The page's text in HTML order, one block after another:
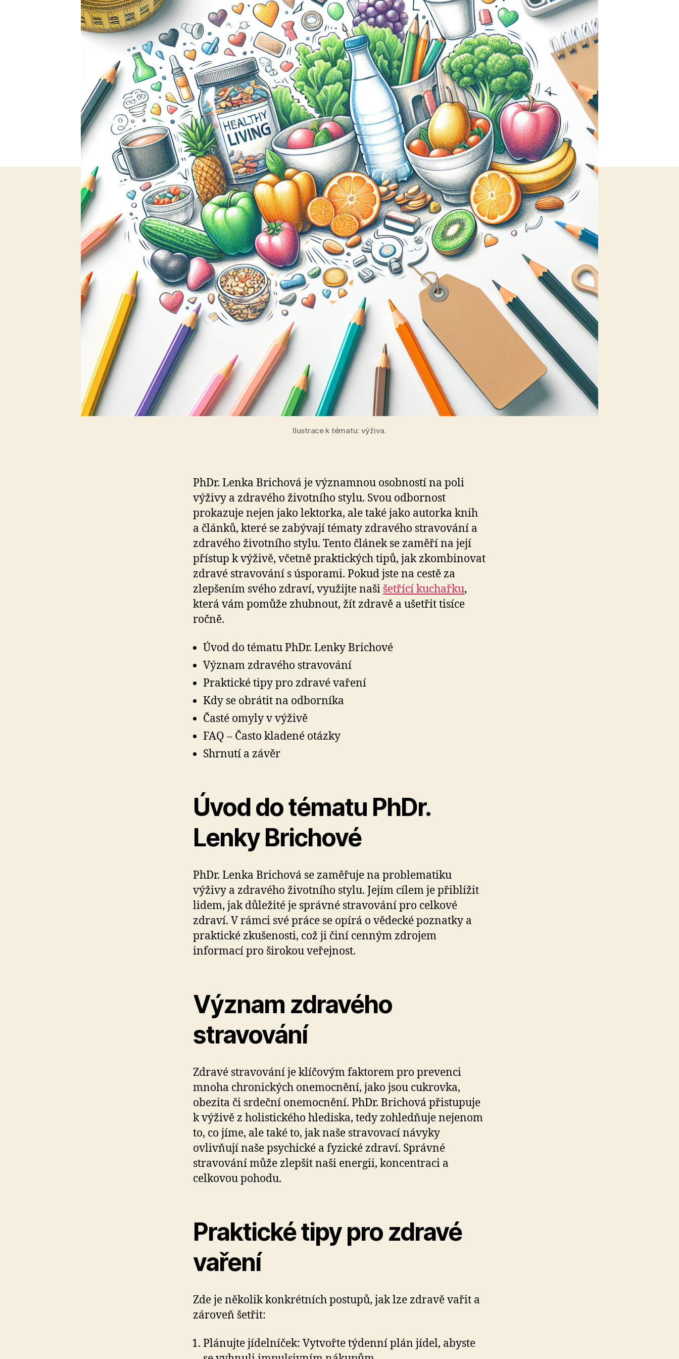
Ilustrace k tématu: výživa.
PhDr. Lenka Brichová je významnou osobností na poli
výživy a zdravého životního stylu. Svou odbornost
prokazuje nejen jako lektorka, ale také jako autorka knih
a článků, které se zabývají tématy zdravého stravování a
zdravého životního stylu. Tento článek se zaměří na její
přístup k výživě, včetně praktických tipů, jak zkombinovat
zdravé stravování s úsporami. Pokud jste na cestě za
zlepšením svého zdraví, využijte naši šetřící kuchařku,
která vám pomůže zhubnout, žít zdravě a ušetřit tisíce
ročně.
Úvod do tématu PhDr. Lenky Brichové
Význam zdravého stravování
Praktické tipy pro zdravé vaření
Kdy se obrátit na odborníka
Časté omyly v výživě
FAQ – Často kladené otázky
Shrnutí a závěr
Úvod do tématu PhDr.
Lenky Brichové
PhDr. Lenka Brichová se zaměřuje na problematiku
výživy a zdravého životního stylu. Jejím cílem je přiblížit
lidem, jak důležité je správné stravování pro celkové
zdraví. V rámci své práce se opírá o vědecké poznatky a
praktické zkušenosti, což ji činí cenným zdrojem
informací pro širokou veřejnost.
Význam zdravého
stravování
Zdravé stravování je klíčovým faktorem pro prevenci
mnoha chronických onemocnění, jako jsou cukrovka,
obezita či srdeční onemocnění. PhDr. Brichová přistupuje
k výživě z holistického hlediska, tedy zohledňuje nejenom
to, co jíme, ale také to, jak naše stravovací návyky
ovlivňují naše psychické a fyzické zdraví. Správné
stravování může zlepšit naši energii, koncentraci a
celkovou pohodu.
Praktické tipy pro zdravé
vaření
Zde je několik konkrétních postupů, jak lze zdravě vařit a
zároveň šetřit:
Plánujte jídelníček: Vytvořte týdenní plán jídel, abyste